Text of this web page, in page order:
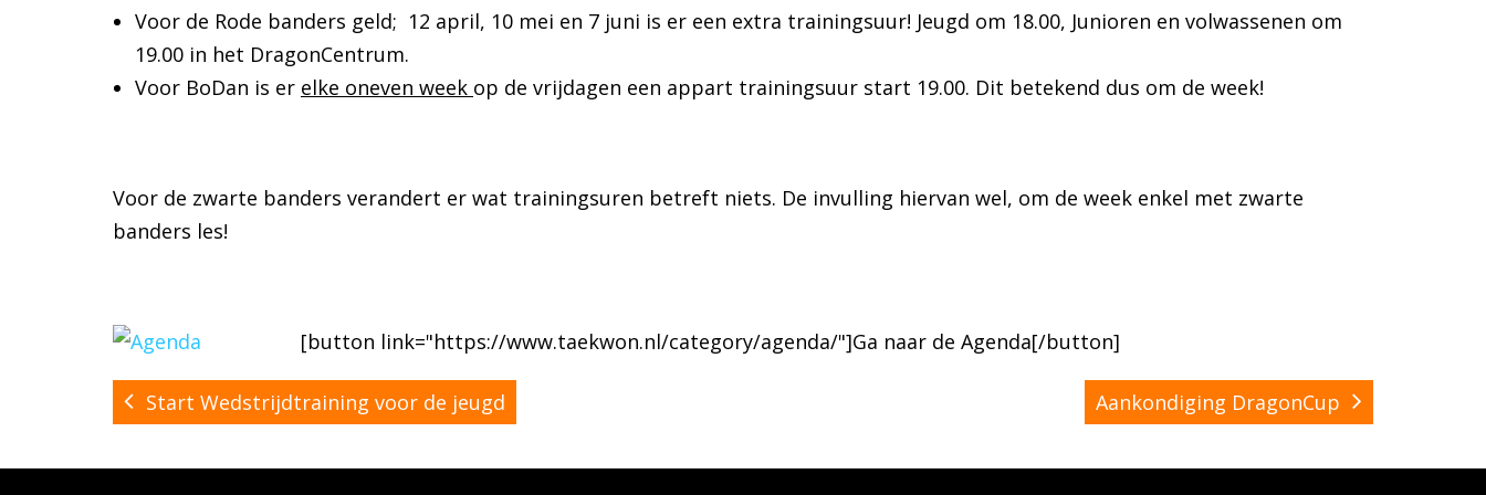
Voor de Rode banders geld; 12 april, 10 mei en 7 juni is er een extra trainingsuur! Jeugd om 18.00, Junioren en volwassenen om
19.00 in het DragonCentrum.
Voor BoDan is er elke oneven week op de vrijdagen een appart trainingsuur start 19.00. Dit betekend dus om de week!
Voor de zwarte banders verandert er wat trainingsuren betreft niets. De invulling hiervan wel, om de week enkel met zwarte
banders les!
[button link="https://www.taekwon.nl/category/agenda/"]Ga naar de Agenda[/button]
Start Wedstrijdtraining voor de jeugd Aankondiging DragonCup